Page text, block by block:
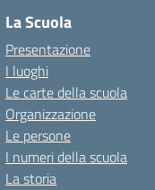
La Scuola
Presentazione
I luoghi
Le carte della scuola
Organizzazione
Le persone
I numeri della scuola
La storia